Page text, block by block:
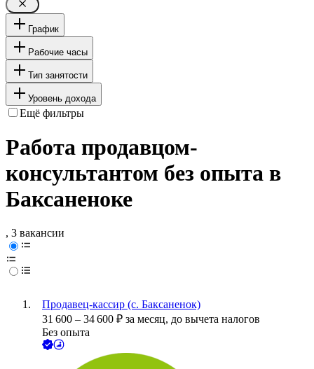
График
Рабочие часы
Тип занятости
Уровень дохода
Ещё фильтры
Работа продавцом-
консультантом без опыта в
Баксаненоке
, 3 вакансии
Продавец-кассир (с. Баксаненок)
31 600 – 34 600 ₽ за месяц, до вычета налогов
Без опыта